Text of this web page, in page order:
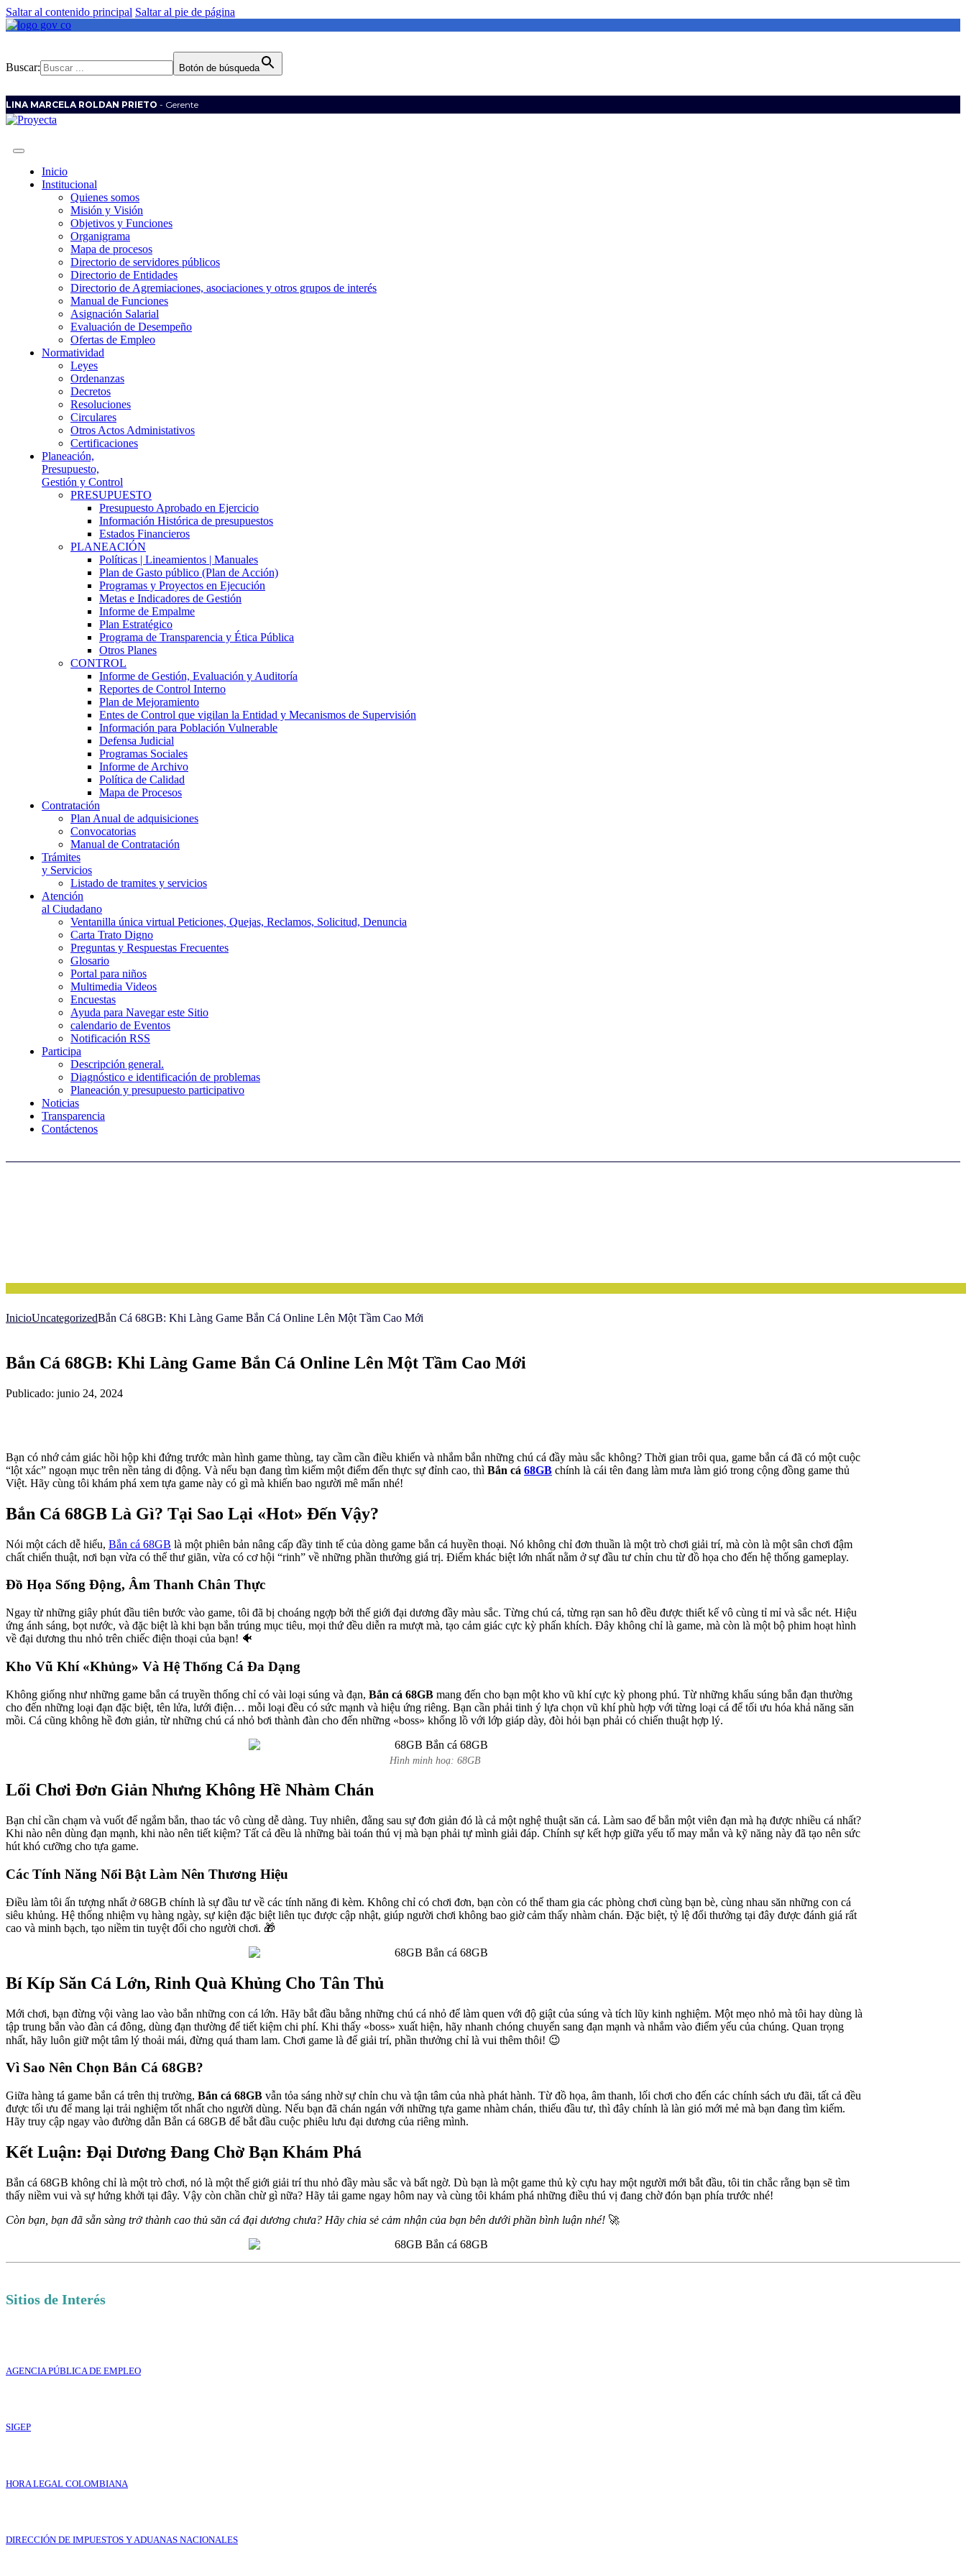
Saltar al contenido principal Saltar al pie de página
Buscar: Botón de búsqueda
LINA MARCELA ROLDAN PRIETO - Gerente
Inicio
Institucional
Quienes somos
Misión y Visión
Objetivos y Funciones
Organigrama
Mapa de procesos
Directorio de servidores públicos
Directorio de Entidades
Directorio de Agremiaciones, asociaciones y otros grupos de interés
Manual de Funciones
Asignación Salarial
Evaluación de Desempeño
Ofertas de Empleo
Normatividad
Leyes
Ordenanzas
Decretos
Resoluciones
Circulares
Otros Actos Administativos
Certificaciones
Planeación,
Presupuesto,
Gestión y Control
PRESUPUESTO
Presupuesto Aprobado en Ejercicio
Información Histórica de presupuestos
Estados Financieros
PLANEACIÓN
Políticas | Lineamientos | Manuales
Plan de Gasto público (Plan de Acción)
Programas y Proyectos en Ejecución
Metas e Indicadores de Gestión
Informe de Empalme
Plan Estratégico
Programa de Transparencia y Ética Pública
Otros Planes
CONTROL
Informe de Gestión, Evaluación y Auditoría
Reportes de Control Interno
Plan de Mejoramiento
Entes de Control que vigilan la Entidad y Mecanismos de Supervisión
Información para Población Vulnerable
Defensa Judicial
Programas Sociales
Informe de Archivo
Política de Calidad
Mapa de Procesos
Contratación
Plan Anual de adquisiciones
Convocatorias
Manual de Contratación
Trámites
y Servicios
Listado de tramites y servicios
Atención
al Ciudadano
Ventanilla única virtual Peticiones, Quejas, Reclamos, Solicitud, Denuncia
Carta Trato Digno
Preguntas y Respuestas Frecuentes
Glosario
Portal para niños
Multimedia Videos
Encuestas
Ayuda para Navegar este Sitio
calendario de Eventos
Notificación RSS
Participa
Descripción general.
Diagnóstico e identificación de problemas
Planeación y presupuesto participativo
Noticias
Transparencia
Contáctenos
InicioUncategorizedBắn Cá 68GB: Khi Làng Game Bắn Cá Online Lên Một Tầm Cao Mới
Bắn Cá 68GB: Khi Làng Game Bắn Cá Online Lên Một Tầm Cao Mới
Publicado: junio 24, 2024
Bạn có nhớ cảm giác hồi hộp khi đứng trước màn hình game thùng, tay cầm cần điều khiển và nhắm bắn những chú cá đầy màu sắc không? Thời gian trôi qua, game bắn cá đã có một cuộc
“lột xác” ngoạn mục trên nền tảng di động. Và nếu bạn đang tìm kiếm một điểm đến thực sự đỉnh cao, thì Bắn cá 68GB chính là cái tên đang làm mưa làm gió trong cộng đồng game thủ
Việt. Hãy cùng tôi khám phá xem tựa game này có gì mà khiến bao người mê mẩn nhé!
Bắn Cá 68GB Là Gì? Tại Sao Lại «Hot» Đến Vậy?
Nói một cách dễ hiểu, Bắn cá 68GB là một phiên bản nâng cấp đầy tinh tế của dòng game bắn cá huyền thoại. Nó không chỉ đơn thuần là một trò chơi giải trí, mà còn là một sân chơi đậm
chất chiến thuật, nơi bạn vừa có thể thư giãn, vừa có cơ hội “rinh” về những phần thưởng giá trị. Điểm khác biệt lớn nhất nằm ở sự đầu tư chỉn chu từ đồ họa cho đến hệ thống gameplay.
Đồ Họa Sống Động, Âm Thanh Chân Thực
Ngay từ những giây phút đầu tiên bước vào game, tôi đã bị choáng ngợp bởi thế giới đại dương đầy màu sắc. Từng chú cá, từng rạn san hô đều được thiết kế vô cùng tỉ mỉ và sắc nét. Hiệu
ứng ánh sáng, bọt nước, và đặc biệt là khi bạn bắn trúng mục tiêu, mọi thứ đều diễn ra mượt mà, tạo cảm giác cực kỳ phấn khích. Đây không chỉ là game, mà còn là một bộ phim hoạt hình
về đại dương thu nhỏ trên chiếc điện thoại của bạn! 🐠
Kho Vũ Khí «Khủng» Và Hệ Thống Cá Đa Dạng
Không giống như những game bắn cá truyền thống chỉ có vài loại súng và đạn, Bắn cá 68GB mang đến cho bạn một kho vũ khí cực kỳ phong phú. Từ những khẩu súng bắn đạn thường
cho đến những loại đạn đặc biệt, tên lửa, lưới điện… mỗi loại đều có sức mạnh và hiệu ứng riêng. Bạn cần phải tinh ý lựa chọn vũ khí phù hợp với từng loại cá để tối ưu hóa khả năng săn
mồi. Cá cũng không hề đơn giản, từ những chú cá nhỏ bơi thành đàn cho đến những «boss» khổng lồ với lớp giáp dày, đòi hỏi bạn phải có chiến thuật hợp lý.
Hình minh hoạ: 68GB
Lối Chơi Đơn Giản Nhưng Không Hề Nhàm Chán
Bạn chỉ cần chạm và vuốt để ngắm bắn, thao tác vô cùng dễ dàng. Tuy nhiên, đằng sau sự đơn giản đó là cả một nghệ thuật săn cá. Làm sao để bắn một viên đạn mà hạ được nhiều cá nhất?
Khi nào nên dùng đạn mạnh, khi nào nên tiết kiệm? Tất cả đều là những bài toán thú vị mà bạn phải tự mình giải đáp. Chính sự kết hợp giữa yếu tố may mắn và kỹ năng này đã tạo nên sức
hút khó cưỡng cho tựa game.
Các Tính Năng Nổi Bật Làm Nên Thương Hiệu
Điều làm tôi ấn tượng nhất ở 68GB chính là sự đầu tư về các tính năng đi kèm. Không chỉ có chơi đơn, bạn còn có thể tham gia các phòng chơi cùng bạn bè, cùng nhau săn những con cá
siêu khủng. Hệ thống nhiệm vụ hàng ngày, sự kiện đặc biệt liên tục được cập nhật, giúp người chơi không bao giờ cảm thấy nhàm chán. Đặc biệt, tỷ lệ đổi thưởng tại đây được đánh giá rất
cao và minh bạch, tạo niềm tin tuyệt đối cho người chơi. 🎁
Bí Kíp Săn Cá Lớn, Rinh Quà Khủng Cho Tân Thủ
Mới chơi, bạn đừng vội vàng lao vào bắn những con cá lớn. Hãy bắt đầu bằng những chú cá nhỏ để làm quen với độ giật của súng và tích lũy kinh nghiệm. Một mẹo nhỏ mà tôi hay dùng là
tập trung bắn vào đàn cá đông, dùng đạn thường để tiết kiệm chi phí. Khi thấy «boss» xuất hiện, hãy nhanh chóng chuyển sang đạn mạnh và nhắm vào điểm yếu của chúng. Quan trọng
nhất, hãy luôn giữ một tâm lý thoải mái, đừng quá tham lam. Chơi game là để giải trí, phần thưởng chỉ là vui thêm thôi! 😉
Vì Sao Nên Chọn Bắn Cá 68GB?
Giữa hàng tá game bắn cá trên thị trường, Bắn cá 68GB vẫn tỏa sáng nhờ sự chỉn chu và tận tâm của nhà phát hành. Từ đồ họa, âm thanh, lối chơi cho đến các chính sách ưu đãi, tất cả đều
được tối ưu để mang lại trải nghiệm tốt nhất cho người dùng. Nếu bạn đã chán ngán với những tựa game nhàm chán, thiếu đầu tư, thì đây chính là làn gió mới mẻ mà bạn đang tìm kiếm.
Hãy truy cập ngay vào đường dẫn Bắn cá 68GB để bắt đầu cuộc phiêu lưu đại dương của riêng mình.
Kết Luận: Đại Dương Đang Chờ Bạn Khám Phá
Bắn cá 68GB không chỉ là một trò chơi, nó là một thế giới giải trí thu nhỏ đầy màu sắc và bất ngờ. Dù bạn là một game thủ kỳ cựu hay một người mới bắt đầu, tôi tin chắc rằng bạn sẽ tìm
thấy niềm vui và sự hứng khởi tại đây. Vậy còn chần chừ gì nữa? Hãy tải game ngay hôm nay và cùng tôi khám phá những điều thú vị đang chờ đón bạn phía trước nhé!
Còn bạn, bạn đã sẵn sàng trở thành cao thủ săn cá đại dương chưa? Hãy chia sẻ cảm nhận của bạn bên dưới phần bình luận nhé! 🚀
Sitios de Interés
AGENCIA PÚBLICA DE EMPLEO
SIGEP
HORA LEGAL COLOMBIANA
DIRECCIÓN DE IMPUESTOS Y ADUANAS NACIONALES